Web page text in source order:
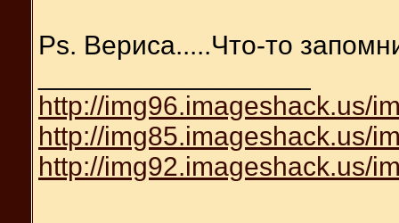
Ps. Вериса.....Что-то
http://img96.imageshack.us/
http://img85.imageshack.us/
http://img92.imageshack.us/